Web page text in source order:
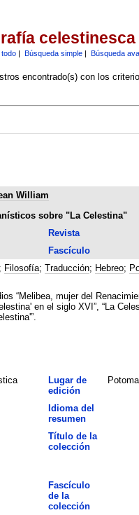
celestinesca
| Búsqueda simple| Búsqueda
encontrado(s) con los
William
sobre "La Celestina"
Revista
Fascículo
Filosofía; Traducción; Hebreo;
“Melibea, mujer del
en el siglo XVI”, “La
Lugar de
edición
Idioma del
resumen
Título de la
colección
Fascículo
de la
colección